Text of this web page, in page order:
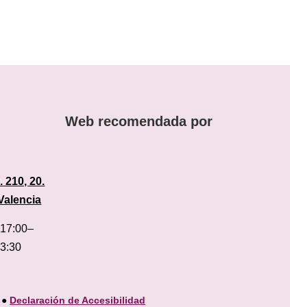
210, 20.
Web recomendada por
● Declaración de Accesibilidad